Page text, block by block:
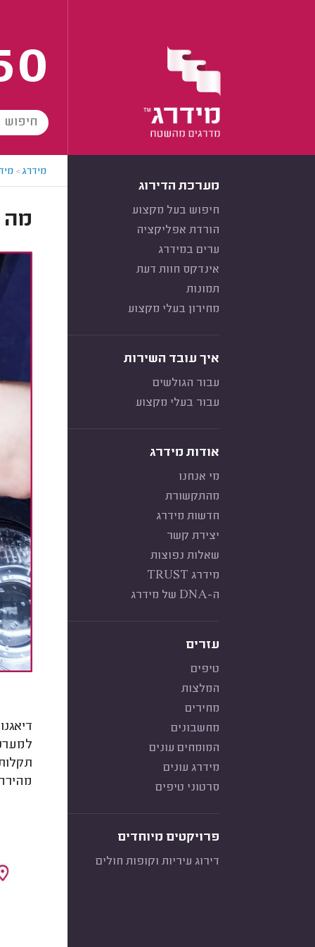
מערכת הדירוג
חיפוש בעל מקצוע
הורדת אפליקציה
ערים במידרג
אינדקס חוות דעת
תמונות
מחירון בעלי מקצוע
איך עובד השירות
עבור הגולשים
עבור בעלי מקצוע
אודות מידרג
מי אנחנו
מהתקשורת
חדשות מידרג
יצירת קשר
שאלות נפוצות
מידרג TRUST
ה-DNA של מידרג
עזרים
טיפים
המלצות
מחירים
מחשבונים
המומחים עונים
מידרג עונים
סרטוני טיפים
פרויקטים מיוחדים
דירוג עיריות וקופות חולים
מידרג>
מה